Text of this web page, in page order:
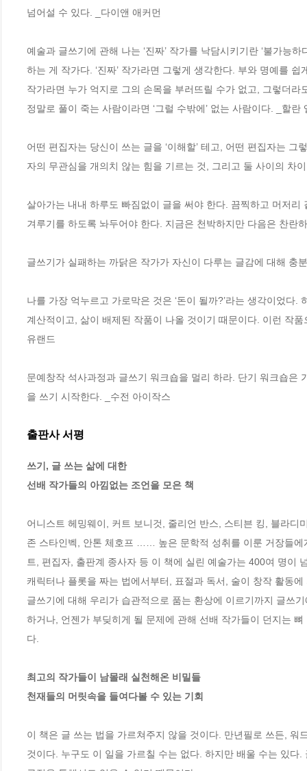
넘어설 수 있다. _다이앤 애커먼
예술과 글쓰기에 관해 나는 ‘진짜’ 작가를 낙담시키기란 ‘불가능
하는 게 작가다. ‘진짜’ 작가라면 그렇게 생각한다. 부와 명예를
작가라면 누가 억지로 그의 손목을 부러뜨릴 수가 없고, 그렇더
정말로 풀이 죽는 사람이라면 ‘그럴 수밖에’ 없는 사람이다. _할란
어떤 편집자는 당신이 쓰는 글을 ‘이해할’ 테고, 어떤 편집자는
자의 무관심을 개의치 않는 힘을 기르는 것, 그리고 둘 사이의 차
살아가는 내내 하루도 빠짐없이 글을 써야 한다. 끔찍하고 머저
겨루기를 하도록 놔두어야 한다. 지금은 천박하지만 다음은 찬란
글쓰기가 실패하는 까닭은 작가가 자신이 다루는 글감에 대해 충
나를 가장 억누르고 가로막은 것은 ‘돈이 될까?’라는 생각이었
계산적이고, 삶이 배제된 작품이 나올 것이기 때문이다. 이런 작
유랜드
문예창작 석사과정과 글쓰기 워크숍을 멀리 하라. 단기 워크숍은
을 쓰기 시작한다. _수전 아이작스
출판사 서평
쓰기, 글 쓰는 삶에 대한
선배 작가들의 아낌없는 조언을 모은 책
어니스트 헤밍웨이, 커트 보니것, 줄리언 반스, 스티븐 킹, 블라
존 스타인벡, 안톤 체호프 …… 높은 문학적 성취를 이룬 거장들
트, 편집자, 출판계 종사자 등 이 책에 실린 예술가는 400여 명이
캐릭터나 플롯을 짜는 법에서부터, 표절과 독서, 술이 창작 활동
글쓰기에 대해 우리가 습관적으로 품는 환상에 이르기까지 글쓰
하거나, 언젠가 부딪히게 될 문제에 관해 선배 작가들이 던지는
다.
최고의 작가들이 남몰래 실천해온 비밀들
천재들의 머릿속을 들여다볼 수 있는 기회
이 책은 글 쓰는 법을 가르쳐주지 않을 것이다. 만년필로 쓰든,
것이다. 누구도 이 일을 가르칠 수는 없다. 하지만 배울 수는 있다